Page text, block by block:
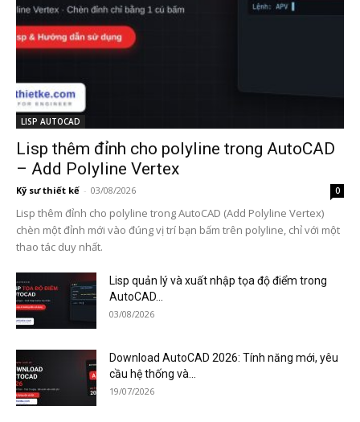
LISP AUTOCAD
Lisp thêm đỉnh cho polyline trong AutoCAD
– Add Polyline Vertex
Kỹ sư thiết kế - 03/08/2026 0
Lisp thêm đỉnh cho polyline trong AutoCAD (Add Polyline Vertex)
chèn một đỉnh mới vào đúng vị trí bạn bấm trên polyline, chỉ với một
thao tác duy nhất.
Lisp quản lý và xuất nhập tọa độ điểm trong
AutoCAD...
03/08/2026
Download AutoCAD 2026: Tính năng mới, yêu
cầu hệ thống và...
19/07/2026